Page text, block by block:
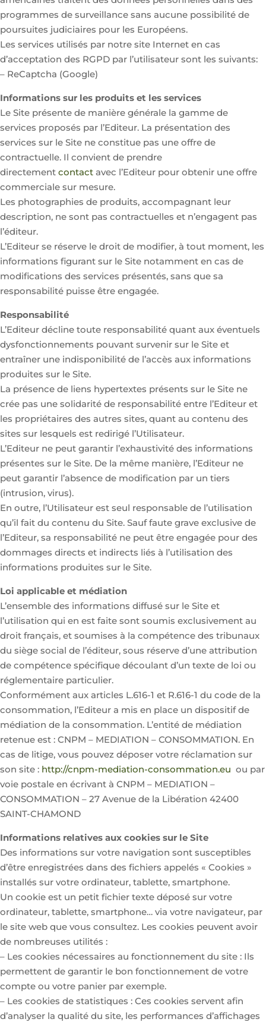
programmes de surveillance sans aucune possibilité de
poursuites judiciaires pour les Européens.
Les services utilisés par notre site Internet en cas
d’acceptation des RGPD par l’utilisateur sont les suivants:
– ReCaptcha (Google)
Informations sur les produits et les services
Le Site présente de manière générale la gamme de
services proposés par l’Editeur. La présentation des
services sur le Site ne constitue pas une offre de
contractuelle. Il convient de prendre
directement contact avec l’Editeur pour obtenir une offre
commerciale sur mesure.
Les photographies de produits, accompagnant leur
description, ne sont pas contractuelles et n’engagent pas
l’éditeur.
L’Editeur se réserve le droit de modifier, à tout moment, les
informations figurant sur le Site notamment en cas de
modifications des services présentés, sans que sa
responsabilité puisse être engagée.
Responsabilité
L’Editeur décline toute responsabilité quant aux éventuels
dysfonctionnements pouvant survenir sur le Site et
entraîner une indisponibilité de l’accès aux informations
produites sur le Site.
La présence de liens hypertextes présents sur le Site ne
crée pas une solidarité de responsabilité entre l’Editeur et
les propriétaires des autres sites, quant au contenu des
sites sur lesquels est redirigé l’Utilisateur.
L’Editeur ne peut garantir l’exhaustivité des informations
présentes sur le Site. De la même manière, l’Editeur ne
peut garantir l’absence de modification par un tiers
(intrusion, virus).
En outre, l’Utilisateur est seul responsable de l’utilisation
qu’il fait du contenu du Site. Sauf faute grave exclusive de
l’Editeur, sa responsabilité ne peut être engagée pour des
dommages directs et indirects liés à l’utilisation des
informations produites sur le Site.
Loi applicable et médiation
L’ensemble des informations diffusé sur le Site et
l’utilisation qui en est faite sont soumis exclusivement au
droit français, et soumises à la compétence des tribunaux
du siège social de l’éditeur, sous réserve d’une attribution
de compétence spécifique découlant d’un texte de loi ou
réglementaire particulier.
Conformément aux articles L.616-1 et R.616-1 du code de la
consommation, l’Editeur a mis en place un dispositif de
médiation de la consommation. L’entité de médiation
retenue est : CNPM – MEDIATION – CONSOMMATION. En
cas de litige, vous pouvez déposer votre réclamation sur
son site : http://cnpm-mediation-consommation.eu ou par
voie postale en écrivant à CNPM – MEDIATION –
CONSOMMATION – 27 Avenue de la Libération 42400
SAINT-CHAMOND
Informations relatives aux cookies sur le Site
Des informations sur votre navigation sont susceptibles
d’être enregistrées dans des fichiers appelés « Cookies »
installés sur votre ordinateur, tablette, smartphone.
Un cookie est un petit fichier texte déposé sur votre
ordinateur, tablette, smartphone… via votre navigateur, par
le site web que vous consultez. Les cookies peuvent avoir
de nombreuses utilités :
– Les cookies nécessaires au fonctionnement du site : Ils
permettent de garantir le bon fonctionnement de votre
compte ou votre panier par exemple.
– Les cookies de statistiques : Ces cookies servent afin
d’analyser la qualité du site, les performances d’affichages